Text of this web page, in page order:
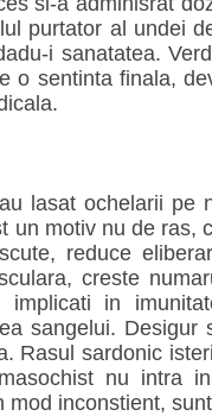
purtator al undei
i sanatatea.
o sentinta finala,
lasat ochelarii pe
un motiv nu de ras,
reduce
creste
in
sangelui. Desigur
Rasul sardonic
nu intra
inconstient,